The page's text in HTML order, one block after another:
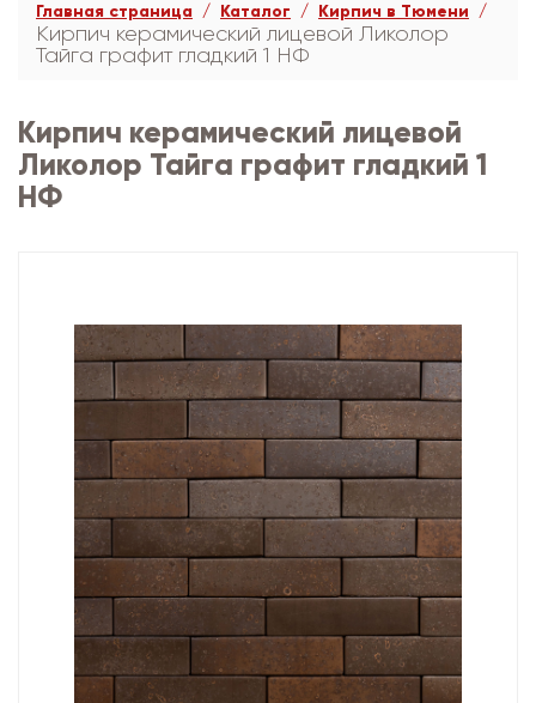
Главная страница Каталог Кирпич в Тюмени
Кирпич керамический лицевой Ликолор
Тайга графит гладкий 1 НФ
Кирпич керамический лицевой
Ликолор Тайга графит гладкий 1
НФ